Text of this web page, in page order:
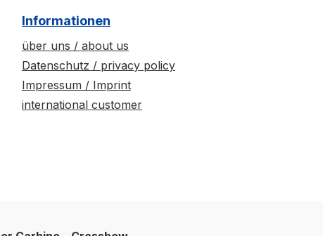
Informationen
über uns / about us
Datenschutz / privacy policy
Impressum / Imprint
international customer